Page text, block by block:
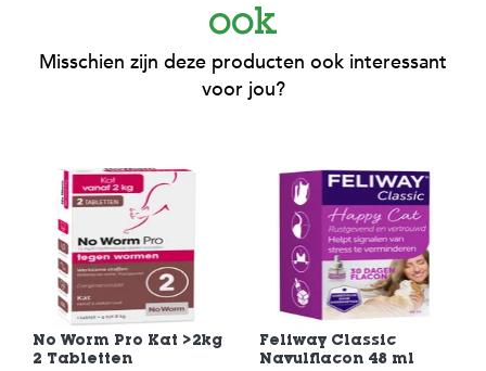
ook
Misschien zijn deze producten ook interessant
voor jou?
No Worm Pro Kat >2kg
2 Tabletten
Feliway Classic
Navulflacon 48 ml